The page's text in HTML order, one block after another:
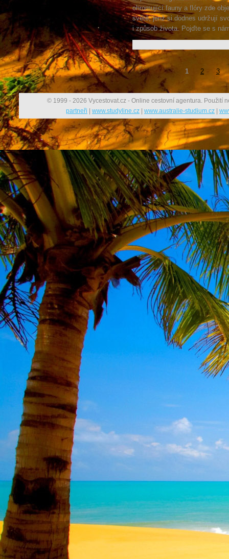
ohromující fauny a flóry zde
světě, jenž si dodnes udržují
i způsob života. Pojďte se s
1 2 3
© 1999 - 2026 Vycestovat.cz - Online cestovní agentura. Použití
partneři | www.studyline.cz | www.australie-studium.cz |